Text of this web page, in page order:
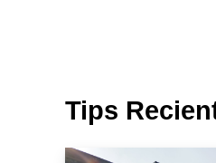
Tips